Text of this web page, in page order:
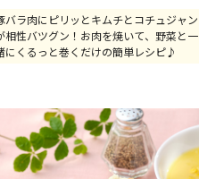
バラ肉にピリッとキムチとコチュジャン
相性バツグン！お肉を焼いて、野菜と一
にくるっと巻くだけの簡単レシピ♪